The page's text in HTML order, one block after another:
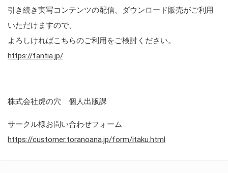
引き続き実写コンテンツの配信、ダウンロード販売がご利用
いただけますので、
よろしければこちらのご利用をご検討ください。
https://fantia.jp/
株式会社虎の穴 個人出版課
サークル様お問い合わせフォーム
https://customer.toranoana.jp/form/itaku.html